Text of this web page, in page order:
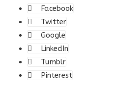
Facebook
Twitter
Google
LinkedIn
Tumblr
Pinterest